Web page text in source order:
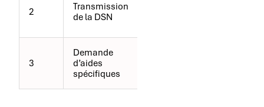
2
Transmission
de la DSN
3
Demande
d’aides
spécifiques